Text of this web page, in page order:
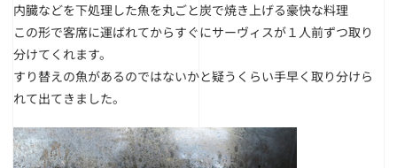
内臓などを下処理した魚を丸ごと炭で焼き上げる豪快な料理
この形で客席に運ばれてからすぐにサーヴィスが１人前ずつ取り
分けてくれます。
すり替えの魚があるのではないかと疑うくらい手早く取り分けら
れて出てきました。